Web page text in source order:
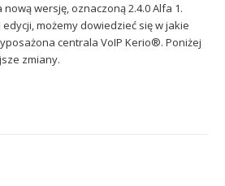
wersję, oznaczoną 2.4.0 Alfa 1.
możemy dowiedzieć się w jakie
centrala VoIP Kerio®. Poniżej
zmiany.